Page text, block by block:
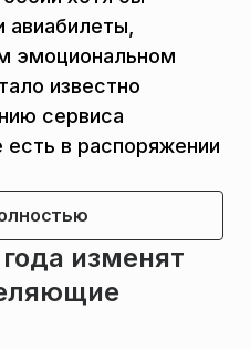
эмоциональном
известно
сервиса
есть в распоряжении
изменят